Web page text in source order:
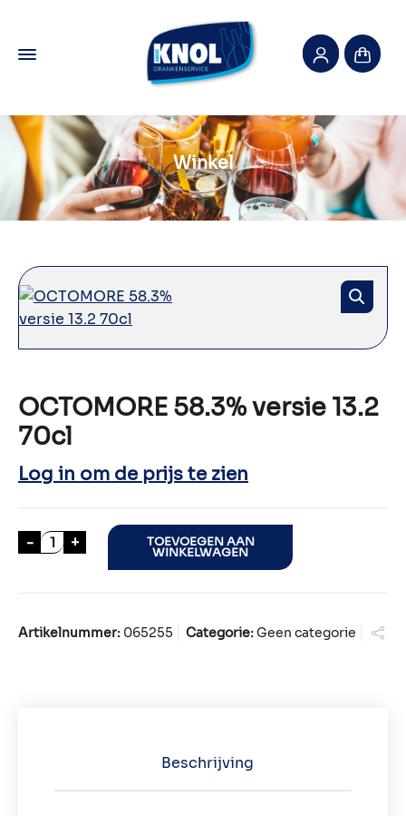
Winkel
OCTOMORE 58.3% versie 13.2
70cl
Log in om de prijs te zien
- OCTOMORE 58.3% versie 13.2 70cl aantal
+ TOEVOEGEN AAN
WINKELWAGEN
Artikelnummer: 065255 Categorie:Geen categorie
Beschrijving